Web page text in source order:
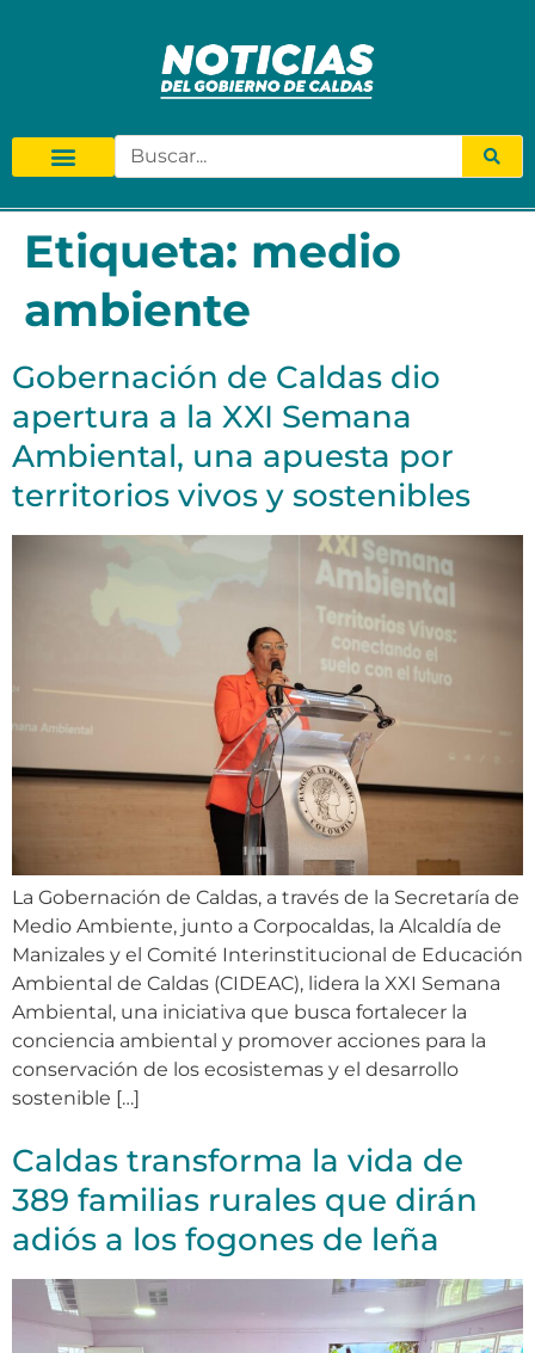
Etiqueta: medio
ambiente
Gobernación de Caldas dio
apertura a la XXI Semana
Ambiental, una apuesta por
territorios vivos y sostenibles
La Gobernación de Caldas, a través de la Secretaría de
Medio Ambiente, junto a Corpocaldas, la Alcaldía de
Manizales y el Comité Interinstitucional de Educación
Ambiental de Caldas (CIDEAC), lidera la XXI Semana
Ambiental, una iniciativa que busca fortalecer la
conciencia ambiental y promover acciones para la
conservación de los ecosistemas y el desarrollo
sostenible […]
Caldas transforma la vida de
389 familias rurales que dirán
adiós a los fogones de leña